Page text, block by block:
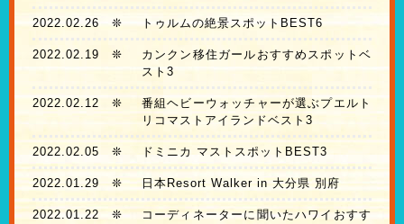
2022.02.26 ❊ トゥルムの絶景スポットBEST6
2022.02.19 ❊
カンクン移住ガールおすすめスポットベ
スト3
2022.02.12 ❊
番組ヘビーウォッチャーが選ぶプエルト
リコマストアイランドベスト3
2022.02.05 ❊ ドミニカ マストスポットBEST3
2022.01.29 ❊ 日本Resort Walker in 大分県 別府
2022.01.22❊
コーディネーターに聞いたハワイおすす